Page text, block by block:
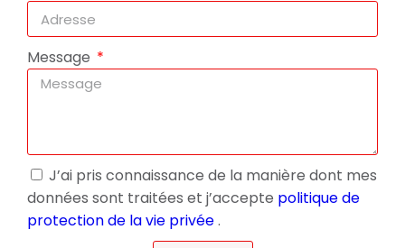
Message
J’ai pris connaissance de la manière dont mes
données sont traitées et j’accepte politique de
protection de la vie privée.